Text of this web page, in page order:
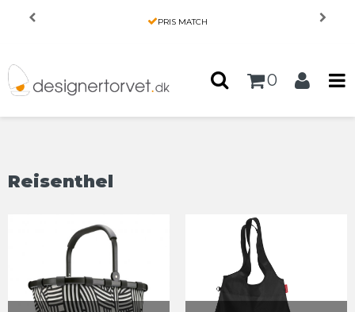
PRIS MATCH
0
Forside HENDE / Tasker og punge
Reisenthel